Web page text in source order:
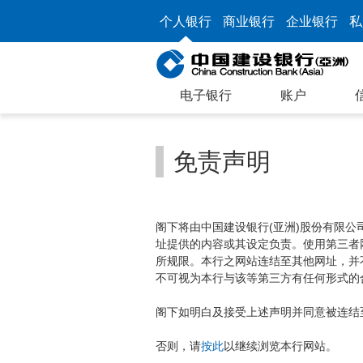
个人银行 商业银行 企业银行
电子银行 账户
免责声明
阁下将由中国建设银行(亚洲)股份有限
址提供的内容或其设定负责。使用第三
所规限。本行之网站连结至其他网址，
不可视为本行与该等第三方有任何形式的
阁下如明白及接受上述声明并同意被连
否则，请按此以继续浏览本行网站。